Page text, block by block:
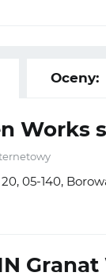
Oceny:
Works
05-140,